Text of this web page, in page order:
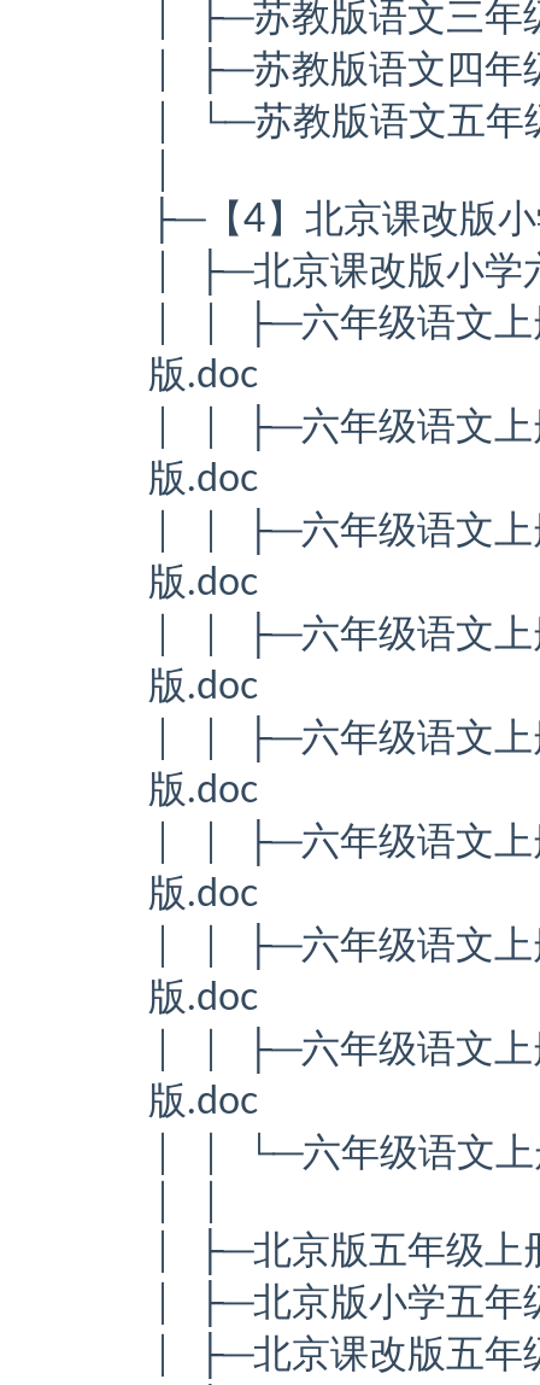
│ ├─苏教版语文三年
│ ├─苏教版语文四年
│ └─苏教版语文五年
├─【4】北京课改版
│ ├─北京课改版小学
│ │ ├─六年级语文上
版.doc
│ │ ├─六年级语文上
版.doc
│ │ ├─六年级语文上
版.doc
│ │ ├─六年级语文上
版.doc
│ │ ├─六年级语文上
版.doc
│ │ ├─六年级语文上
版.doc
│ │ ├─六年级语文上
版.doc
│ │ ├─六年级语文上
版.doc
│ │ └─六年级语文上
│ ├─北京版五年级上
│ ├─北京版小学五年
│ ├─北京课改版五年